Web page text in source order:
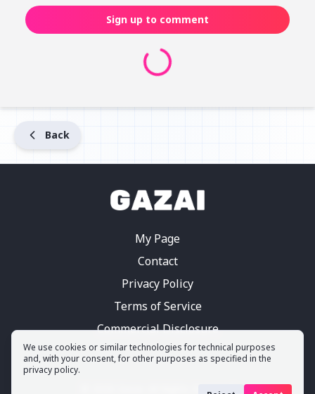
Sign up to comment
Back
My Page
Contact
Privacy Policy
Terms of Service
Commercial Disclosure
All Rights Reserved
We use cookies or similar technologies for technical purposes
and, with your consent, for other purposes as specified in the
privacy policy.